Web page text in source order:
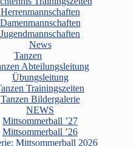
Herrenmannschaften
Damenmannschaften
Jugendmannschaften
News
Tanzen
Abteilungsleitung
Übungsleitung
Trainingszeiten
Tanzen Bildergalerie
NEWS
Mittsommerball ’27
Mittsommerball ’26
Mittsommerball 2026